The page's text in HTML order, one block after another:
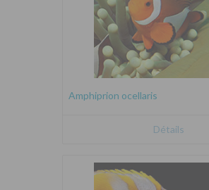
Amphiprion ocellaris
Détails